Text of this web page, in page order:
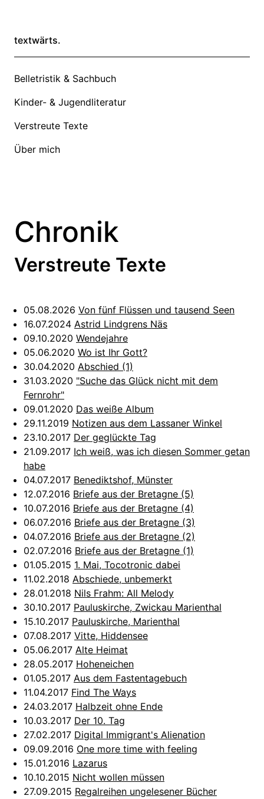
textwärts.
Belletristik & Sachbuch
Kinder- & Jugendliteratur
Verstreute Texte
Über mich
Chronik
Verstreute Texte
05.08.2026 Von fünf Flüssen und tausend Seen
16.07.2024 Astrid Lindgrens Näs
09.10.2020 Wendejahre
05.06.2020 Wo ist Ihr Gott?
30.04.2020 Abschied (1)
31.03.2020 "Suche das Glück nicht mit dem
Fernrohr"
09.01.2020 Das weiße Album
29.11.2019 Notizen aus dem Lassaner Winkel
23.10.2017 Der geglückte Tag
21.09.2017 Ich weiß, was ich diesen Sommer getan
habe
04.07.2017 Benediktshof, Münster
12.07.2016 Briefe aus der Bretagne (5)
10.07.2016 Briefe aus der Bretagne (4)
06.07.2016 Briefe aus der Bretagne (3)
04.07.2016 Briefe aus der Bretagne (2)
02.07.2016 Briefe aus der Bretagne (1)
01.05.2015 1. Mai, Tocotronic dabei
11.02.2018 Abschiede, unbemerkt
28.01.2018 Nils Frahm: All Melody
30.10.2017 Pauluskirche, Zwickau Marienthal
15.10.2017 Pauluskirche, Marienthal
07.08.2017 Vitte, Hiddensee
05.06.2017 Alte Heimat
28.05.2017 Hoheneichen
01.05.2017 Aus dem Fastentagebuch
11.04.2017 Find The Ways
24.03.2017 Halbzeit ohne Ende
10.03.2017 Der 10. Tag
27.02.2017 Digital Immigrant's Alienation
09.09.2016 One more time with feeling
15.01.2016 Lazarus
10.10.2015 Nicht wollen müssen
27.09.2015 Regalreihen ungelesener Bücher